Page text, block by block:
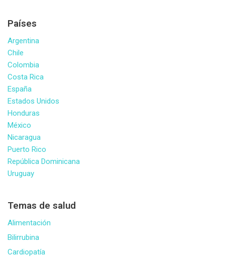
Países
Argentina
Chile
Colombia
Costa Rica
España
Estados Unidos
Honduras
México
Nicaragua
Puerto Rico
República Dominicana
Uruguay
Temas de salud
Alimentación
Bilirrubina
Cardiopatía